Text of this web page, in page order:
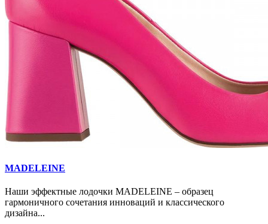
MADELEINE
Наши эффектные лодочки MADELEINE – образец
гармоничного сочетания инноваций и классического
дизайна...